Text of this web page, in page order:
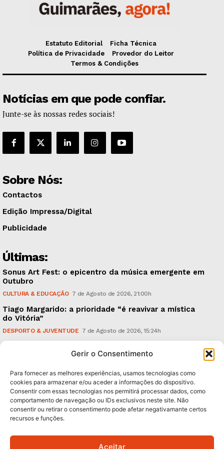
Gerir o Consentimento
Para fornecer as melhores experiências, usamos tecnologias como
cookies para armazenar e/ou aceder a informações do dispositivo.
Consentir com essas tecnologias nos permitirá processar dados, como
comportamento de navegação ou IDs exclusivos neste site. Não
consentir ou retirar o consentimento pode afetar negativamante certos
recursos e funções.
Aceitar
Estatuto Editorial
Ficha Técnica
Política de Privacidade
Provedor do Leitor
Termos & Condições
Notícias em que pode confiar.
Junte-se às nossas redes sociais!
Sobre Nós:
Contactos
Edição Impressa/Digital
Publicidade
Últimas:
Sonus Art Fest: o epicentro da música emergente em
Outubro
CULTURA & EDUCAÇÃO 7 de Agosto de 2026, 21:00h
Tiago Margarido: a prioridade “é reavivar a mística
do Vitória”
DESPORTO & JUVENTUDE 7 de Agosto de 2026, 15:24h
caudais e antecipa situações de risco
Subscreva Newsletter: